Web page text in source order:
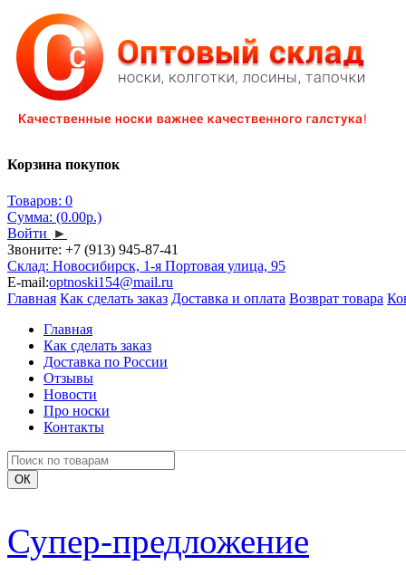
Корзина покупок
Товаров: 0
Сумма: (0.00р.)
Войти ►
Звоните: +7 (913) 945-87-41
Склад: Новосибирск, 1-я Портовая улица, 95
E-mail:optnoski154@mail.ru
Главная Как сделать заказ Доставка и оплата Возврат товара
Главная
Как сделать заказ
Доставка по России
Отзывы
Новости
Про носки
Контакты
Супер-предложение